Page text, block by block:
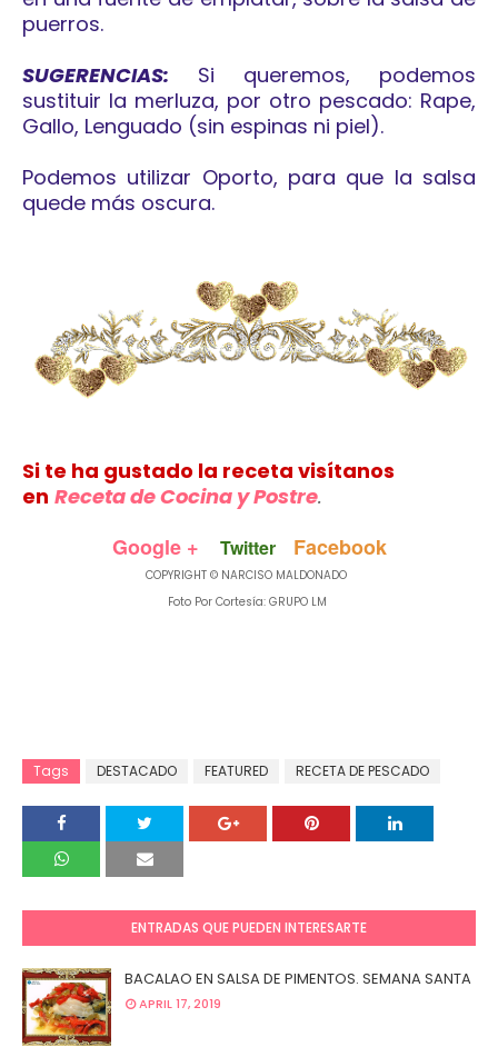
puerros.
SUGERENCIAS:
Si queremos, podemos
sustituir la merluza, por otro pescado: Rape,
Gallo, Lenguado (sin espinas ni piel).
Podemos utilizar Oporto, para que la salsa
quede más oscura.
Si te ha gustado la receta visítanos
en Receta de Cocina y Postre.
Google + Twitter Facebook
COPYRIGHT © NARCISO MALDONADO
Foto Por Cortesía: GRUPO LM
Tags DESTACADO FEATURED RECETA DE PESCADO
ENTRADAS QUE PUEDEN INTERESARTE
BACALAO EN SALSA DE PIMENTOS. SEMANA SANTA
APRIL 17, 2019